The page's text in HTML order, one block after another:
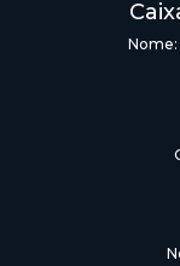
Nome: